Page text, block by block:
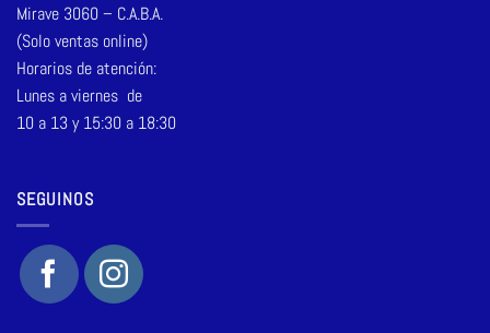
Mirave 3060 – C.A.B.A.
(Solo ventas online)
Horarios de atención:
Lunes a viernes de
10 a 13 y 15:30 a 18:30
SEGUINOS